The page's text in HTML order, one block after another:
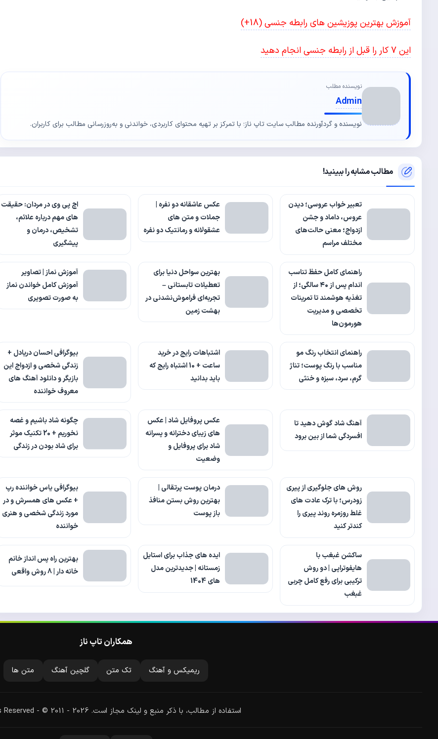
آموزش بهترین پوزیشین های رابطه جنسی (18+)
این 7 کار را قبل از رابطه جنسی انجام دهید
نویسنده مطلب
Admin
نویسنده و گردآورنده مطالب سایت تاپ ناز؛ با تمرکز بر تهیه محتوای کاربردی، خواندنی و به‌روزرسانی مطالب برای کاربران.
مطالب مشابه را ببینید!
تعبیر خواب عروسی؛ دیدن
عروس، داماد و جشن
ازدواج؛ معنی حالت‌های
مختلف مراسم
عکس عاشقانه دو نفره |
جملات و متن های
عشقولانه و رمانتیک دو نفره
اچ پی وی در مردان: حقیقت
های مهم درباره علائم،
تشخیص، درمان و
پیشگیری
راهنمای کامل حفظ تناسب
اندام پس از ۴۰ سالگی؛ از
تغذیه هوشمند تا تمرینات
تخصصی و مدیریت
هورمون‌ها
بهترین سواحل دنیا برای
تعطیلات تابستانی –
تجربه‌ای فراموش‌نشدنی در
بهشت زمین
آموزش نماز | تصاویر
آموزش کامل خواندن نماز
به صورت تصویری
راهنمای انتخاب رنگ مو
مناسب با رنگ پوست؛ تناژ
گرم، سرد، سبزه و خنثی
اشتباهات رایج در خرید
ساعت + 10 اشتباه رایج که
باید بدانید
بیوگرافی احسان دریادل +
زندگی شخصی و ازدواج این
بازیگر و دانلود آهنگ های
معروف خواننده
آهنگ شاد گوش دهید تا
افسردگی شما از بین برود
عکس پروفایل شاد | عکس
های زیبای دخترانه و پسرانه
شاد برای پروفایل و
وضعیت
چگونه شاد باشیم و غصه
نخوریم + 20 تکنیک موثر
برای شاد بودن در زندگی
روش های جلوگیری از پیری
زودرس؛ با ترک عادت های
غلط روزمره روند پیری را
کندتر کنید
درمان پوست پرتقالی |
بهترین روش بستن منافذ
باز پوست
بیوگرافی یاس خواننده رپ
+ عکس های همسرش و در
مورد زندگی شخصی و هنری
خواننده
ساکشن غبغب با
هایفوتراپی | دو روش
ترکیبی برای رفع کامل چربی
غبغب
ایده های جذاب برای استایل
زمستانه | جدیدترین مدل
های 1404
بهترین راه پس انداز خانم
خانه دار | 8 روش واقعی
همکاران تاپ ناز
ریمیکس و آهنگ تک متن گلچین آهنگ متن ها
استفاده از مطالب، با ذکر منبع و لینک مجاز است. All Rights Reserved - © 2011 - 2026